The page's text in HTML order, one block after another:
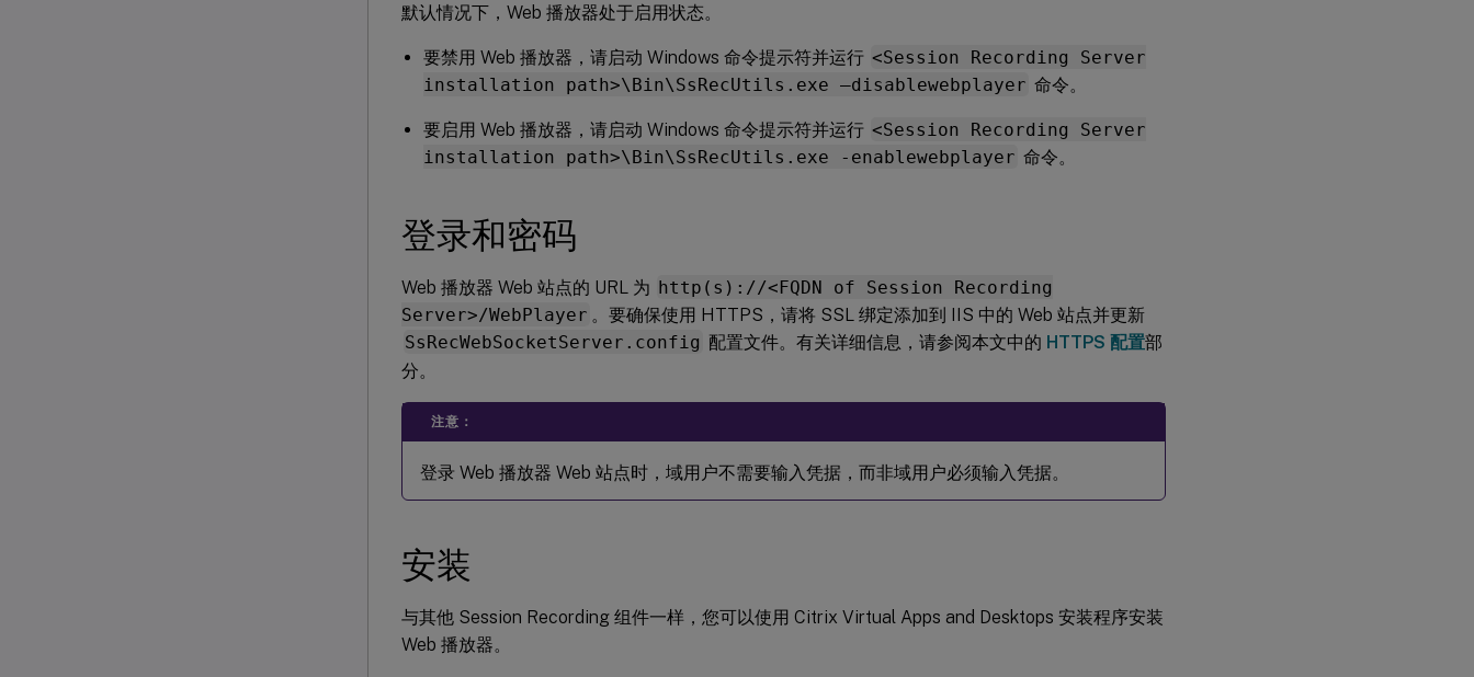
默认情况下，Web 播放器处于启用状态。
要禁用 Web 播放器，请启动 Windows 命令提示符并运行 <Session Recording Server
installation path>\Bin\SsRecUtils.exe –disablewebplayer 命令。
要启用 Web 播放器，请启动 Windows 命令提示符并运行 <Session Recording Server
installation path>\Bin\SsRecUtils.exe -enablewebplayer 命令。
登录和密码
Web 播放器 Web 站点的 URL 为 http(s)://<FQDN of Session Recording
Server>/WebPlayer 。要确保使用 HTTPS，请将 SSL 绑定添加到 IIS 中的 Web 站点并更新
SsRecWebSocketServer.config 配置文件。有关详细信息，请参阅本文中的 HTTPS 配置部
分。
注意：
登录 Web 播放器 Web 站点时，域用户不需要输入凭据，而非域用户必须输入凭据。
安装
与其他 Session Recording 组件一样，您可以使用 Citrix Virtual Apps and Desktops 安装程序安装
Web 播放器。